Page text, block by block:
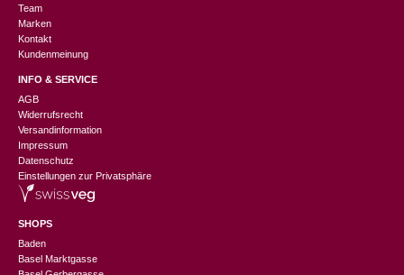
Team
Marken
Kontakt
Kundenmeinung
INFO & SERVICE
AGB
Widerrufsrecht
Versandinformation
Impressum
Datenschutz
Einstellungen zur Privatsphäre
SHOPS
Baden
Basel Marktgasse